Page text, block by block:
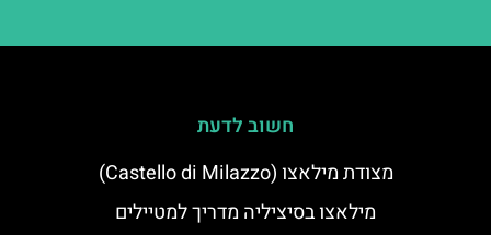
חשוב לדעת
מצודת מילאצו (Castello di Milazzo)
מילאצו בסיציליה מדריך למטיילים